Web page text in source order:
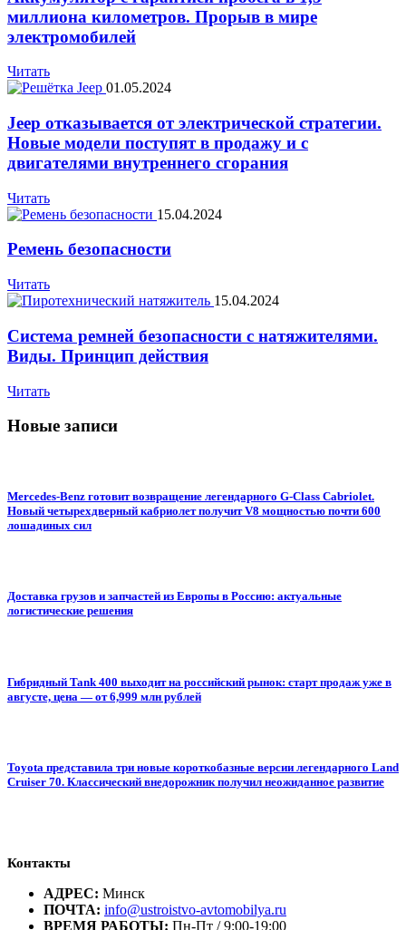
миллиона километров. Прорыв в мире
электромобилей
Читать
01.05.2024
Jeep отказывается от электрической стратегии.
Новые модели поступят в продажу и с
двигателями внутреннего сгорания
Читать
15.04.2024
Ремень безопасности
Читать
15.04.2024
Система ремней безопасности с натяжителями.
Виды. Принцип действия
Читать
Новые записи
Mercedes-Benz готовит возвращение легендарного G-Class Cabriolet.
Новый четырехдверный кабриолет получит V8 мощностью почти 600
лошадиных сил
Доставка грузов и запчастей из Европы в Россию: актуальные
логистические решения
Гибридный Tank 400 выходит на российский рынок: старт продаж уже в
августе, цена — от 6,999 млн рублей
Toyota представила три новые короткобазные версии легендарного Land
Cruiser 70. Классический внедорожник получил неожиданное развитие
Контакты
АДРЕС: Минск
ПОЧТА: info@ustroistvo-avtomobilya.ru
ВРЕМЯ РАБОТЫ: Пн-Пт / 9:00-19:00